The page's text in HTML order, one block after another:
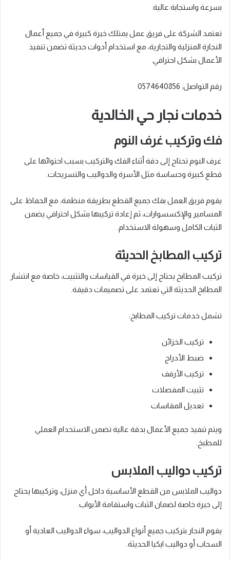
بسرعة واستجابة عالية.
تعتمد الشركة على فريق عمل يمتلك خبرة كبيرة في جميع أعمال
النجارة المنزلية والتجارية، مع استخدام أدوات حديثة تضمن تنفيذ
الأعمال بشكل احترافي.
رقم التواصل: 0574640856
خدمات نجار حي الخالدية
فك وتركيب غرف النوم
غرف النوم تحتاج إلى دقة أثناء الفك والتركيب بسبب احتوائها على
قطع كبيرة وحساسة مثل الأسرة والدواليب والتسريحات.
يقوم فريق العمل بفك جميع القطع بطريقة منظمة، مع الحفاظ على
المسامير والإكسسوارات، ثم إعادة تركيبها بشكل احترافي يضمن
الثبات الكامل وسهولة الاستخدام.
تركيب المطابخ الحديثة
تركيب المطابخ يحتاج إلى خبرة في القياسات والتثبيت، خاصة مع انتشار
المطابخ الحديثة التي تعتمد على تصميمات دقيقة.
تشمل خدمات تركيب المطابخ:
تركيب الخزائن
ضبط الأدراج
تركيب الأرفف
تثبيت المفصلات
تعديل المقاسات
ويتم تنفيذ جميع الأعمال بدقة عالية تضمن الاستخدام العملي
للمطبخ.
تركيب دواليب الملابس
دواليب الملابس من القطع الأساسية داخل أي منزل، وتركيبها يحتاج
إلى خبرة خاصة لضمان الثبات واستقامة الأبواب.
يقوم النجار بتركيب جميع أنواع الدواليب، سواء الدواليب العادية أو
السحاب أو دواليب ايكيا الحديثة.